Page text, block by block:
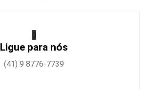
Ligue para nós
(41) 9 8776-7739